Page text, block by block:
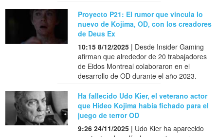
Proyecto P21: El rumor que vincula lo
nuevo de Kojima, OD, con los creadores
de Deus Ex
10:15 8/12/2025 | Desde Insider Gaming
afirman que alrededor de 20 trabajadores
de Eidos Montreal colaboraron en el
desarrollo de OD durante el año 2023.
Ha fallecido Udo Kier, el veterano actor
que Hideo Kojima había fichado para el
juego de terror OD
9:26 24/11/2025 | Udo Kier ha aparecido